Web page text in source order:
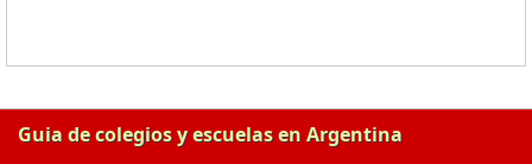
Guia de colegios y escuelas en Argentina